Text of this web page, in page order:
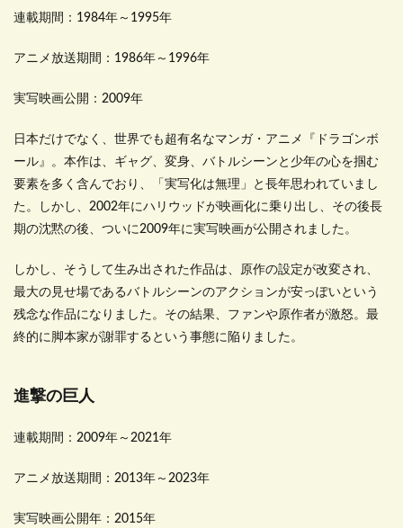
連載期間：1984年～1995年
アニメ放送期間：1986年～1996年
実写映画公開：2009年
日本だけでなく、世界でも超有名なマンガ・アニメ『ドラゴンボ
ール』。本作は、ギャグ、変身、バトルシーンと少年の心を掴む
要素を多く含んでおり、「実写化は無理」と長年思われていまし
た。しかし、2002年にハリウッドが映画化に乗り出し、その後長
期の沈黙の後、ついに2009年に実写映画が公開されました。
しかし、そうして生み出された作品は、原作の設定が改変され、
最大の見せ場であるバトルシーンのアクションが安っぽいという
残念な作品になりました。その結果、ファンや原作者が激怒。最
終的に脚本家が謝罪するという事態に陥りました。
進撃の巨人
連載期間：2009年～2021年
アニメ放送期間：2013年～2023年
実写映画公開年：2015年